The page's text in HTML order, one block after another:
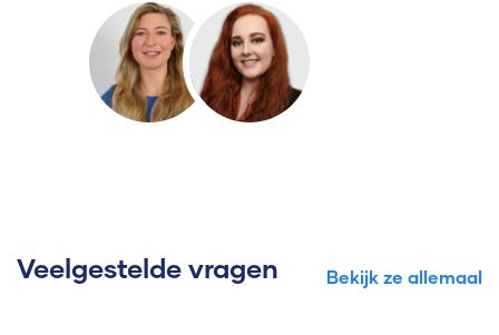
Veelgestelde vragen Bekijk ze allemaal